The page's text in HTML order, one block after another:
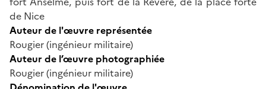
de Nice
Auteur de l'œuvre représentée
Rougier (ingénieur militaire)
Auteur de l’œuvre photographiée
Rougier (ingénieur militaire)